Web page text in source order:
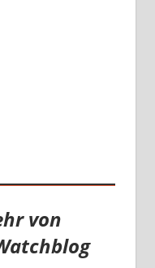
von